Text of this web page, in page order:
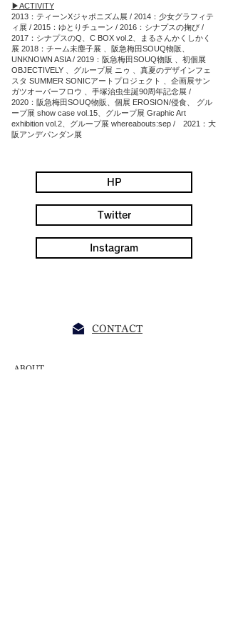
▶︎ACTIVITY
2013：ティーンXジャポニズム展 / 2014：少女グラフィテ
ィ展 / 2015：ゆとりチューン / 2016：シナプスの掬び /
2017：シナプスのQ、C BOX vol.2、まるさんかくしかく
展 2018：チーム未塵子展 、阪急梅田SOUQ物販、
UNKNOWN ASIA / 2019：阪急梅田SOUQ物販 、初個展
OBJECTIVELY 、グループ展 ニゥ 、真夏のデザインフェ
スタ SUMMER SONICアートプロジェクト 、企画展サン
ガツオーバーフロウ 、手塚治虫生誕90周年記念展 /
2020：阪急梅田SOUQ物販、個展 EROSION/侵食、 グル
ープ展 show case vol.15、グループ展 Graphic Art
exhibition vol.2、グループ展 whereabouts:sep / 2021：大
阪アンデパンダン展
HP
Twitter
Instagram
CONTACT
ABOUT